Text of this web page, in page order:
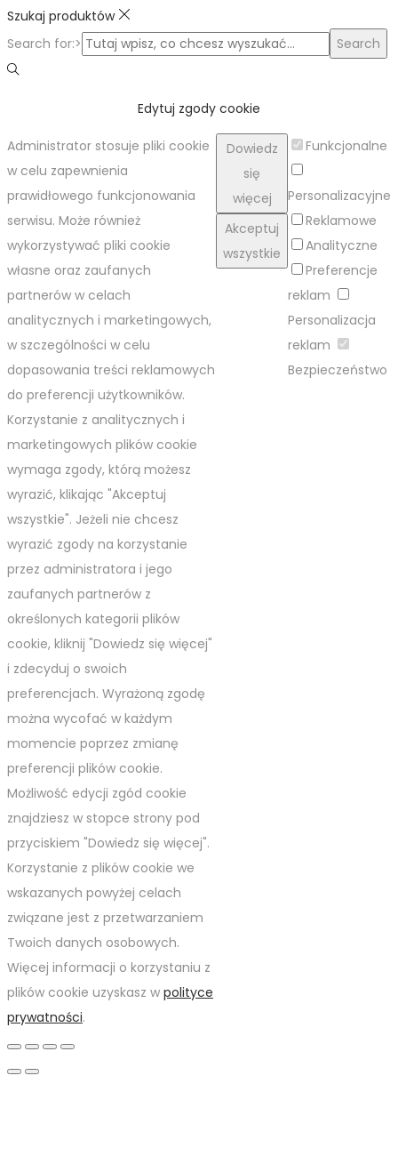
Szukaj produktów
Search for:>
Search
Edytuj zgody cookie
Administrator stosuje pliki cookie
w celu zapewnienia
prawidłowego funkcjonowania
serwisu. Może również
wykorzystywać pliki cookie
własne oraz zaufanych
partnerów w celach
analitycznych i marketingowych,
w szczególności w celu
dopasowania treści reklamowych
do preferencji użytkowników.
Korzystanie z analitycznych i
marketingowych plików cookie
wymaga zgody, którą możesz
wyrazić, klikając "Akceptuj
wszystkie". Jeżeli nie chcesz
wyrazić zgody na korzystanie
przez administratora i jego
zaufanych partnerów z
określonych kategorii plików
cookie, kliknij "Dowiedz się więcej"
i zdecyduj o swoich
preferencjach. Wyrażoną zgodę
można wycofać w każdym
momencie poprzez zmianę
preferencji plików cookie.
Możliwość edycji zgód cookie
znajdziesz w stopce strony pod
przyciskiem "Dowiedz się więcej".
Korzystanie z plików cookie we
wskazanych powyżej celach
związane jest z przetwarzaniem
Twoich danych osobowych.
Więcej informacji o korzystaniu z
plików cookie uzyskasz w polityce
prywatności.
Dowiedz
się
więcej
Akceptuj
wszystkie
Funkcjonalne
Personalizacyjne
Reklamowe
Analityczne
Preferencje
reklam
Personalizacja
reklam
Bezpieczeństwo